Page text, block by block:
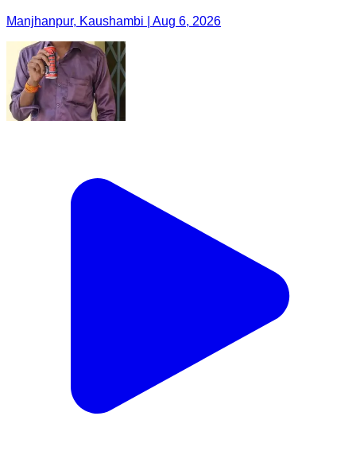
Manjhanpur, Kaushambi | Aug 6, 2026